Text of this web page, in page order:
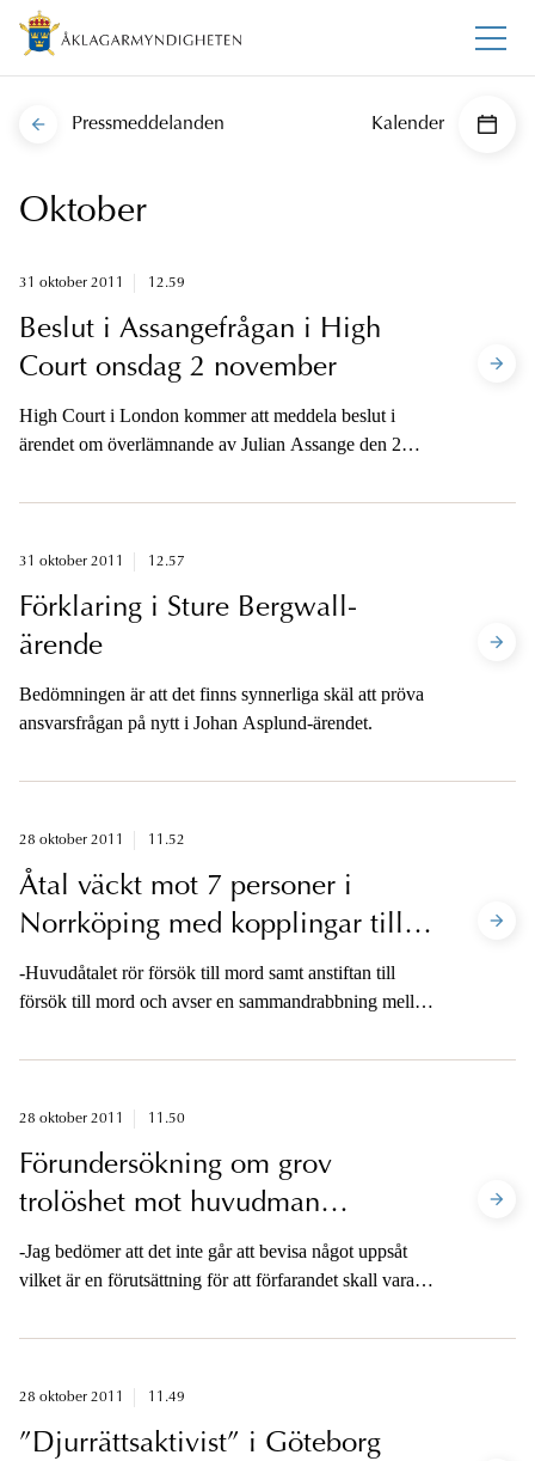
Pressmeddelanden Kalender
Oktober
31 oktober 2011 12.59
Beslut i Assangefrågan i High
Court onsdag 2 november
High Court i London kommer att meddela beslut i
ärendet om överlämnande av Julian Assange den 2
31 oktober 2011 12.57
Förklaring i Sture Bergwall-
ärende
Bedömningen är att det finns synnerliga skäl att pröva
ansvarsfrågan på nytt i Johan Asplund-ärendet.
28 oktober 2011 11.52
Åtal väckt mot 7 personer i
Norrköping med kopplingar till
grovt kriminella nätverk
-Huvudåtalet rör försök till mord samt anstiftan till
försök till mord och avser en sammandrabbning mellan
28 oktober 2011 11.50
Förundersökning om grov
trolöshet mot huvudman
avseende Vattenfall AB läggs ned
-Jag bedömer att det inte går att bevisa något uppsåt
vilket är en förutsättning för att förfarandet skall vara
Riksenheten mot korruption.
28 oktober 2011 11.49
”Djurrättsaktivist” i Göteborg